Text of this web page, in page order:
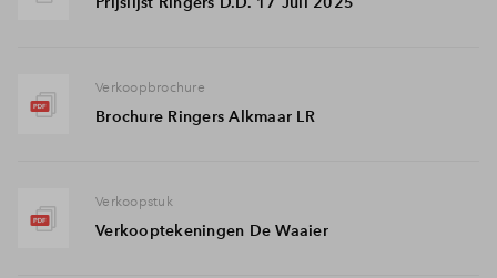
Verkoopbrochure
Brochure Ringers Alkmaar LR
Verkoopstuk
Verkooptekeningen De Waaier